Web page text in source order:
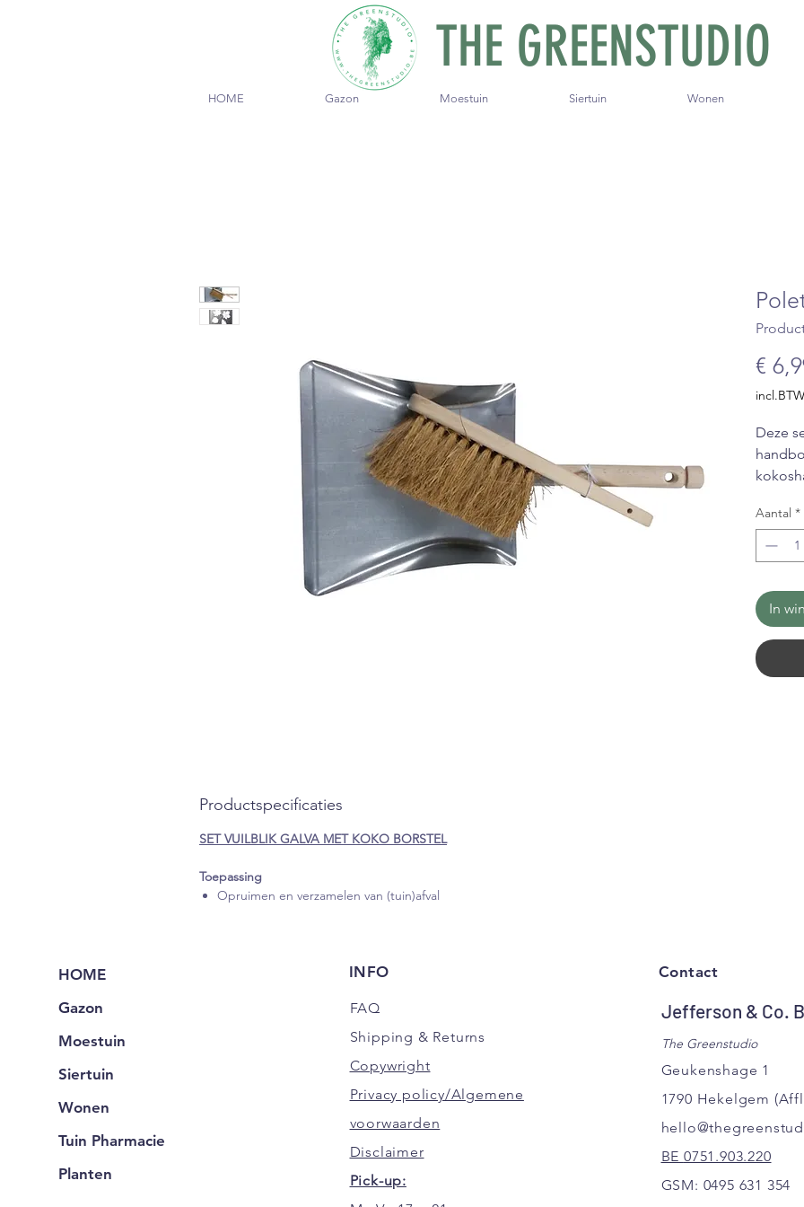
HOME Gazon Moestuin Siertuin Wonen
THE GREENSTUDIO
€
incl.BTW
Deze
Aantal *
In
Productspecificaties
SET VUILBLIK GALVA MET KOKO BORSTEL
Toepassing
Opruimen en verzamelen van (tuin)afval
HOME
Gazon
Moestuin
Siertuin
Wonen
Tuin Pharmacie
Planten
INFO
FAQ
Shipping & Returns
Copywright
Privacy policy/Algemene
voorwaarden
Disclaimer
Pick-up:
Contact
Jefferson & Co.
The Greenstudio
Geukenshage 1
1790 Hekelgem
BE 0751.903.220
GSM: 0495 631 354